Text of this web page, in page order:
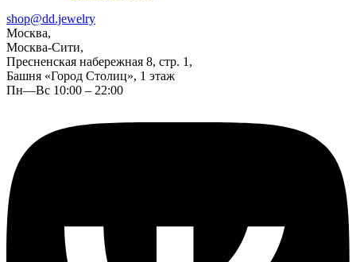
shop@dd.jewelry
Москва,
Москва-Сити,
Пресненская набережная 8, стр. 1,
Башня «Город Столиц», 1 этаж
Пн—Вс 10:00 – 22:00